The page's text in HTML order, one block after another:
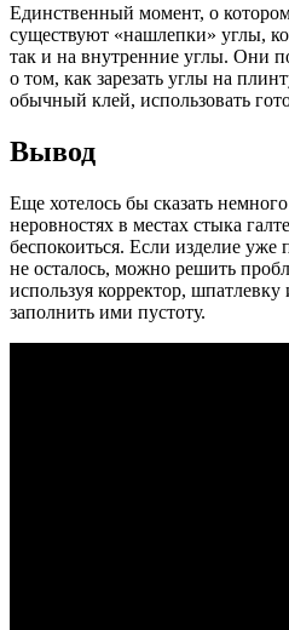
Единственный момент, о котором
существуют «нашлепки» углы,
так и на внутренние углы. Они
о том, как зарезать углы на
обычный клей, использовать
Вывод
Еще хотелось бы сказать
неровностях в местах стыка
беспокоиться. Если изделие
не осталось, можно решить
используя корректор,
заполнить ими пустоту.